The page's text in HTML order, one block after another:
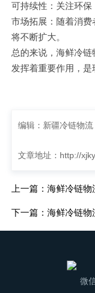
可持续性：关注环保
市场拓展：随着消
将不断扩大。
总的来说，海鲜冷
发挥着重要作用，是
编辑：新疆冷链物流
文章地址： http://
上一篇：海鲜冷链
下一篇：海鲜冷链
微